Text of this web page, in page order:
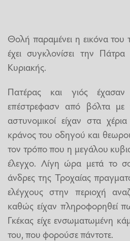
Θολή παραμένει η εικόνα του
έχει συγκλονίσει την
Κυριακής.
Πατέρας και γιός
επέστρεφασν από βόλτα
αστυνομικοί είχαν στα
κράνος του οδηγού και
τον τρόπο που η μεγάλου
έλεγχο. Λίγη ώρα μετά το
άνδρες της Τροχαίας
ελέγχους στην περιοχή
καθώς είχαν πληροφορηθεί
Γκέκας είχε ενσωματωμένη
του, που φορούσε πάντοτε.